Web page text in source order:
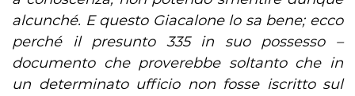
alcunché. E questo Giacalone lo sa bene; ecco
perché il presunto 335 in suo possesso –
documento che proverebbe soltanto che in
un determinato ufficio non fosse iscritto sul